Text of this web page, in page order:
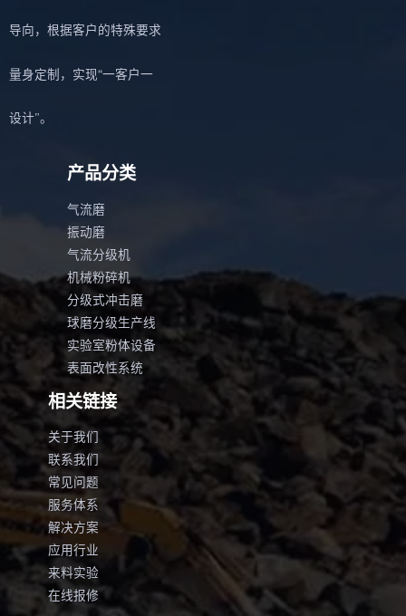
导向，根据客户的特殊要求
量身定制，实现“一客户一
设计”。
产品分类
气流磨
振动磨
气流分级机
机械粉碎机
分级式冲击磨
球磨分级生产线
实验室粉体设备
表面改性系统
相关链接
关于我们
联系我们
常见问题
服务体系
解决方案
应用行业
来料实验
在线报修